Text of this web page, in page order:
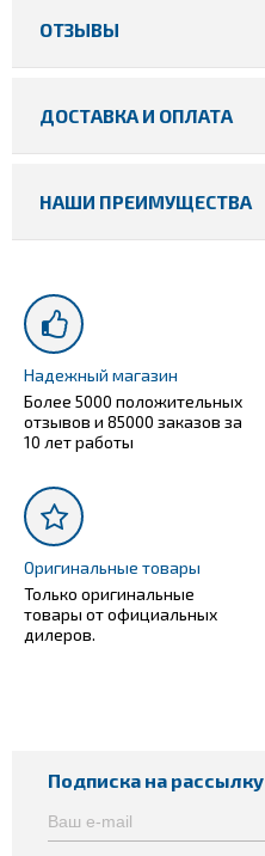
ОТЗЫВЫ
ДОСТАВКА И ОПЛАТА
НАШИ ПРЕИМУЩЕСТВА
Надежный магазин
Более 5000 положительных
отзывов и 85000 заказов за
10 лет работы
Оригинальные товары
Только оригинальные
товары от официальных
дилеров.
Подписка на рассылку